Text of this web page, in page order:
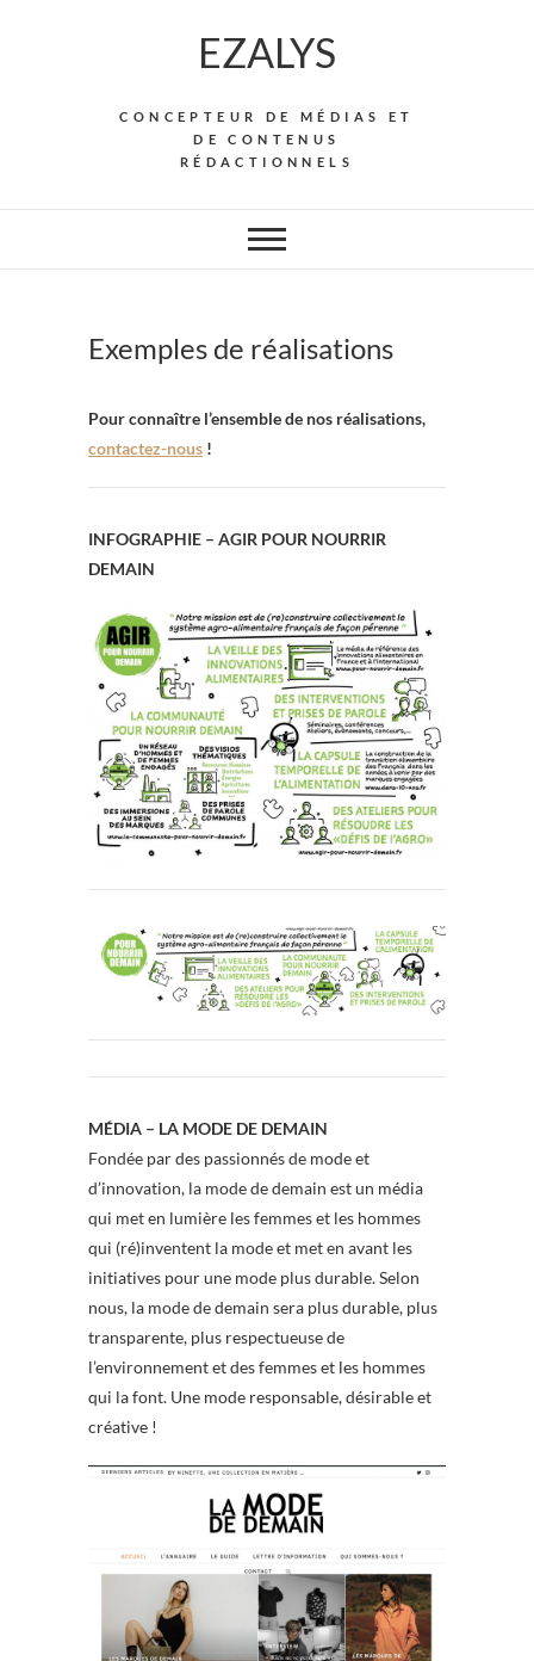
EZALYS
CONCEPTEUR DE MÉDIAS ET
DE CONTENUS
RÉDACTIONNELS
Exemples de réalisations
Pour connaître l’ensemble de nos réalisations,
contactez-nous !
INFOGRAPHIE – AGIR POUR NOURRIR
DEMAIN
MÉDIA – LA MODE DE DEMAIN
Fondée par des passionnés de mode et
d’innovation, la mode de demain est un média
qui met en lumière les femmes et les hommes
qui (ré)inventent la mode et met en avant les
initiatives pour une mode plus durable. Selon
nous, la mode de demain sera plus durable, plus
transparente, plus respectueuse de
l’environnement et des femmes et les hommes
qui la font. Une mode responsable, désirable et
créative !